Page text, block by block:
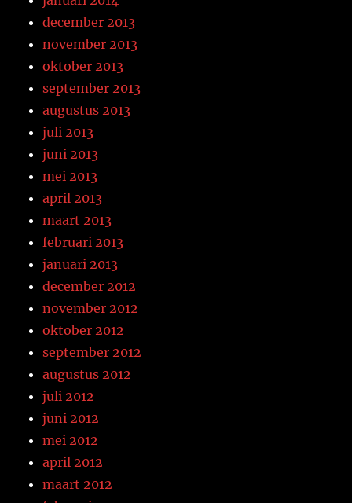
december 2013
november 2013
oktober 2013
september 2013
augustus 2013
juli 2013
juni 2013
mei 2013
april 2013
maart 2013
februari 2013
januari 2013
december 2012
november 2012
oktober 2012
september 2012
augustus 2012
juli 2012
juni 2012
mei 2012
april 2012
maart 2012